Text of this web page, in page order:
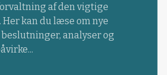
af den vigtige
kan du læse om nye
analyser og